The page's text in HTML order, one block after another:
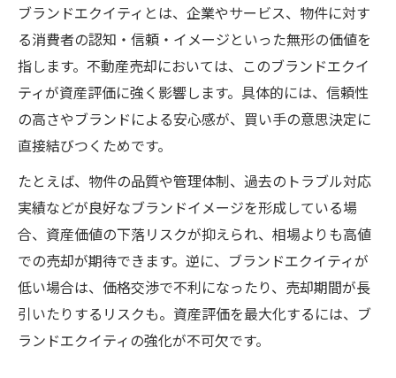
ブランドエクイティとは、企業やサービス、物件に対す
る消費者の認知・信頼・イメージといった無形の価値を
指します。不動産売却においては、このブランドエクイ
ティが資産評価に強く影響します。具体的には、信頼性
の高さやブランドによる安心感が、買い手の意思決定に
直接結びつくためです。
たとえば、物件の品質や管理体制、過去のトラブル対応
実績などが良好なブランドイメージを形成している場
合、資産価値の下落リスクが抑えられ、相場よりも高値
での売却が期待できます。逆に、ブランドエクイティが
低い場合は、価格交渉で不利になったり、売却期間が長
引いたりするリスクも。資産評価を最大化するには、ブ
ランドエクイティの強化が不可欠です。